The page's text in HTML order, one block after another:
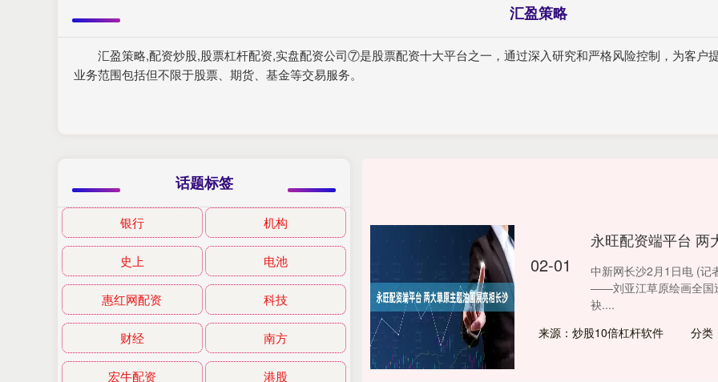
汇盈策略
汇盈策略,配资炒股,股票杠杆配资,实盘配资公司⑦是股票配资十大平台之一，通过深入研究和严格风险控制，为客户
业务范围包括但不限于股票、期货、基金等交易服务。
02-01
永旺配资端平台 两
中新网长沙2月1日电 (记
——刘亚江草原绘画全国
袂....
来源：炒股10倍杠杆软件
分类
话题标签
银行 机构
史上 电池
惠红网配资 科技
财经 南方
宏牛配资 港股